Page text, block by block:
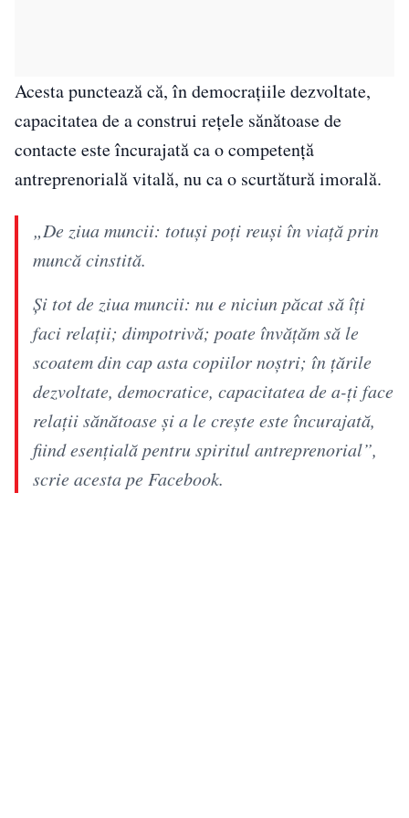
Acesta punctează că, în democrațiile dezvoltate,
capacitatea de a construi rețele sănătoase de
contacte este încurajată ca o competență
antreprenorială vitală, nu ca o scurtătură imorală.
„De ziua muncii: totuși poți reuși în viață prin
muncă cinstită.
Și tot de ziua muncii: nu e niciun păcat să îți
faci relații; dimpotrivă; poate învățăm să le
scoatem din cap asta copiilor noștri; în țările
dezvoltate, democratice, capacitatea de a-ți face
relații sănătoase și a le crește este încurajată,
fiind esențială pentru spiritul antreprenorial”,
scrie acesta pe Facebook.